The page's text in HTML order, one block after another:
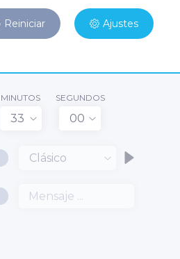
Reiniciar Ajustes
MINUTOS
33
SEGUNDOS
00
Clásico